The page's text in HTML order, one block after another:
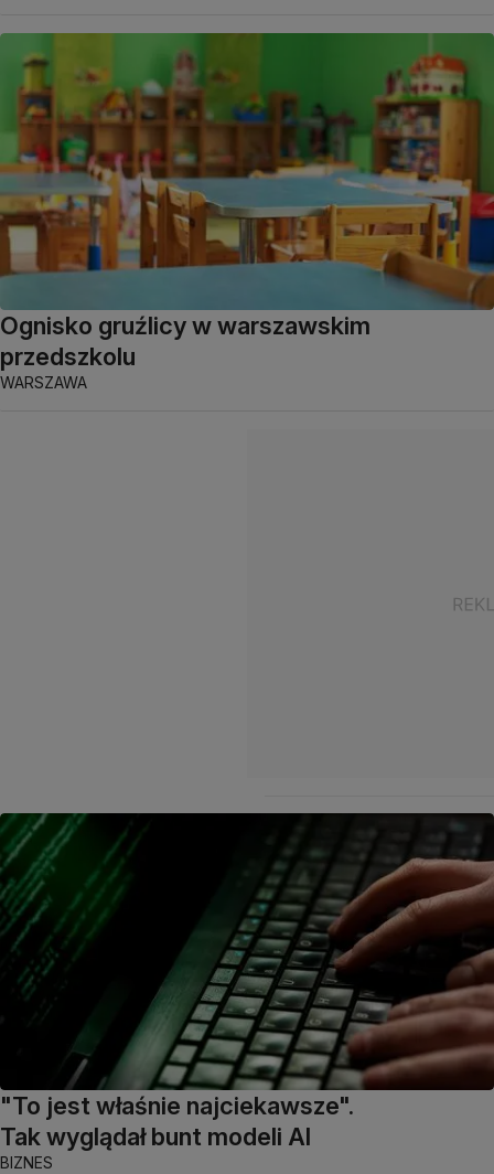
Ognisko gruźlicy w warszawskim
przedszkolu
WARSZAWA
"To jest właśnie najciekawsze".
Tak wyglądał bunt modeli AI
BIZNES